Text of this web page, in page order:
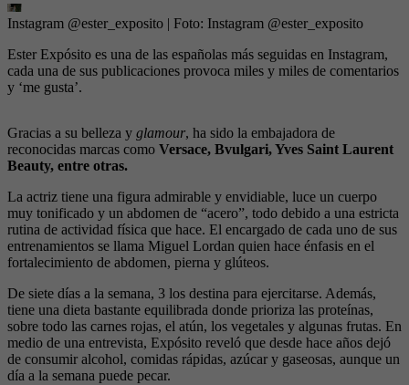
Instagram @ester_exposito | Foto: Instagram @ester_exposito
Ester Expósito es una de las españolas más seguidas en Instagram,
cada una de sus publicaciones provoca miles y miles de comentarios
y ‘me gusta’.
Gracias a su belleza y glamour, ha sido la embajadora de
reconocidas marcas como Versace, Bvulgari, Yves Saint Laurent
Beauty, entre otras.
La actriz tiene una figura admirable y envidiable, luce un cuerpo
muy tonificado y un abdomen de “acero”, todo debido a una estricta
rutina de actividad física que hace. El encargado de cada uno de sus
entrenamientos se llama Miguel Lordan quien hace énfasis en el
fortalecimiento de abdomen, pierna y glúteos.
De siete días a la semana, 3 los destina para ejercitarse. Además,
tiene una dieta bastante equilibrada donde prioriza las proteínas,
sobre todo las carnes rojas, el atún, los vegetales y algunas frutas. En
medio de una entrevista, Expósito reveló que desde hace años dejó
de consumir alcohol, comidas rápidas, azúcar y gaseosas, aunque un
día a la semana puede pecar.